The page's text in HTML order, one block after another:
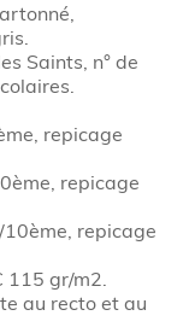
Saints, n° de
repicage
repicage
repicage
115 gr/m2.
au recto et au